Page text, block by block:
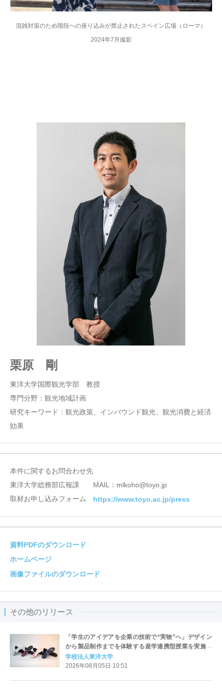
混雑対策のため階段への座り込みが禁止されたスペイン広場（ローマ）
2024年7月撮影
栗原 剛
東洋大学国際観光学部 教授
専門分野：観光地域計画
研究キーワード：観光政策、インバウンド観光、観光消費と経済
効果
本件に関するお問合わせ先
東洋大学総務部広報課 MAIL：mlkoho@toyo.jp
取材お申し込みフォーム https://www.toyo.ac.jp/press
資料PDFのダウンロード
ホームページ
画像ファイルのダウンロード
その他のリリース
「学生のアイデアを企業の技術で“実物”へ」デザイン
から製品制作までを体験する産学連携型授業を実施～
人間工学・デザイン・ものづくりを融合した実践的な
学び～
学校法人東洋大学
2026年08月05日 10:51